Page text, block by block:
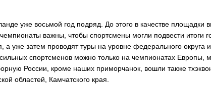
уже восьмой год подряд. До этого в качестве площадки
важны, чтобы спортсмены могли подвести итоги
а уже затем проводят туры на уровне федерального округа
спортсменов можно только на чемпионатах Европы,
России, кроме наших приморчанок, вошли также
областей, Камчатского края.